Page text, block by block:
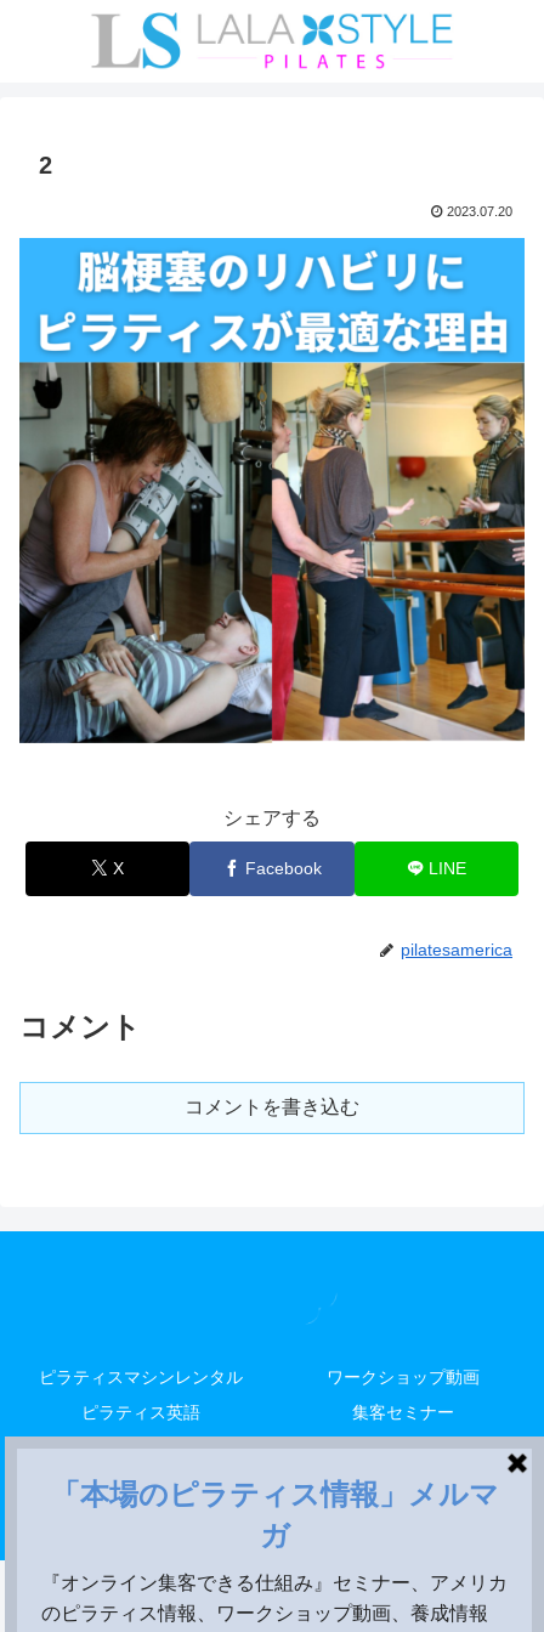
2
2023.07.20
シェアする
X Facebook LINE
pilatesamerica
コメント
コメントを書き込む
ピラティスマシンレンタル
ワークショップ動画
ピラティス英語
集客セミナー
解剖留学
レッスン
米国養成
Copyright © 2014-2026 LALA STYLE, LLC All Rights Reserved.